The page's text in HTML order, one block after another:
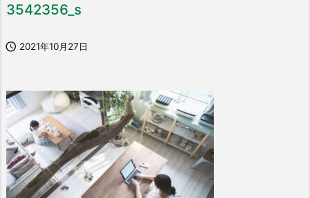
3542356_s
 2021年10月27日